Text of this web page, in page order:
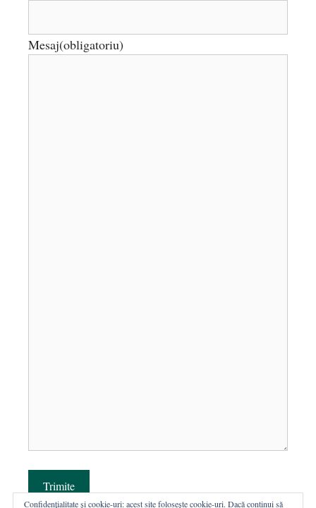
Mesaj(obligatoriu)
Trimite
Confidențialitate și cookie-uri: acest site folosește cookie-uri. Dacă continui să